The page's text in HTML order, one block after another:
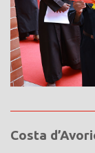
Costa